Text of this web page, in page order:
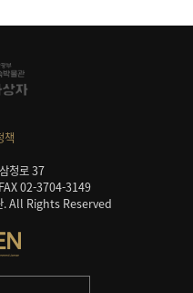
책
청로 37
FAX 02-3704-3149
. All Rights Reserved